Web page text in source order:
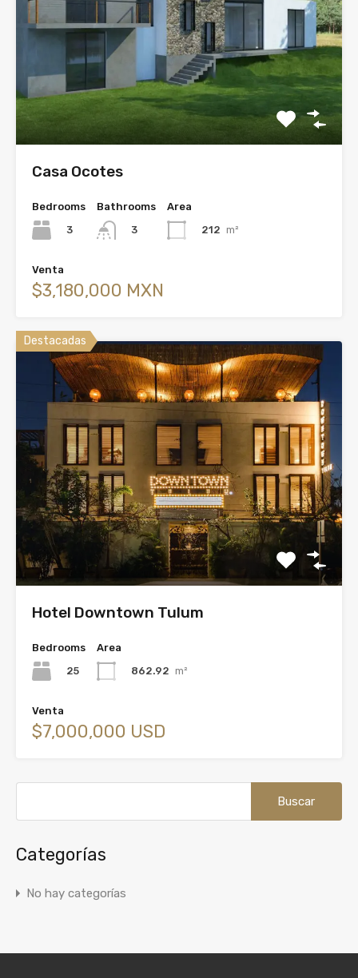
Casa Ocotes
Bedrooms
3
Bathrooms
3
Area
212 m²
Venta
$3,180,000 MXN
Destacadas
Hotel Downtown Tulum
Bedrooms
25
Area
862.92 m²
Venta
$7,000,000 USD
Categorías
No hay categorías